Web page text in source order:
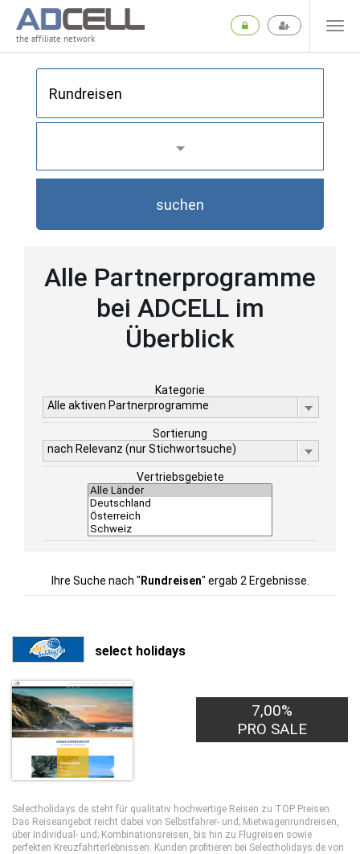
the affiliate network
suchen
Alle Partnerprogramme
bei ADCELL im
Überblick
Kategorie
Alle aktiven Partnerprogramme
Sortierung
nach Relevanz (nur Stichwortsuche)
Vertriebsgebiete
Ihre Suche nach " Rundreisen" ergab 2 Ergebnisse.
select holidays
7,00%
PRO SALE
Selectholidays.de steht für qualitativ hochwertige Reisen zu TOP Preisen.
Das Reiseangebot reicht dabei von Selbstfahrer- und; Mietwagenrundreisen,
über Individual- und; Kombinationsreisen, bis hin zu Flugreisen sowie
perfekten Kreuzfahrterlebnissen. Kunden profitieren bei Selectholidays.de von